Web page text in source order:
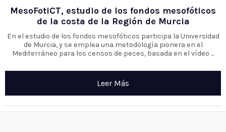
MesoFotiCT, estudio de los fondos mesofóticos
de la costa de la Región de Murcia
En el estudio de los fondos mesofóticos participa la Universidad
de Murcia, y se emplea una metodología pionera en el
Mediterráneo para los censos de peces, basada en el vídeo ...
Leer Más